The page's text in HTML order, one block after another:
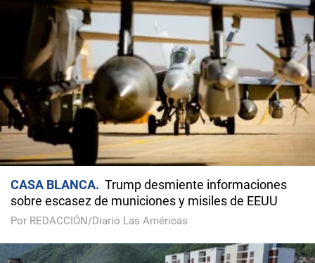
CASA BLANCA
Trump desmiente informaciones
sobre escasez de municiones y misiles de EEUU
Por REDACCIÓN/Diario Las Américas